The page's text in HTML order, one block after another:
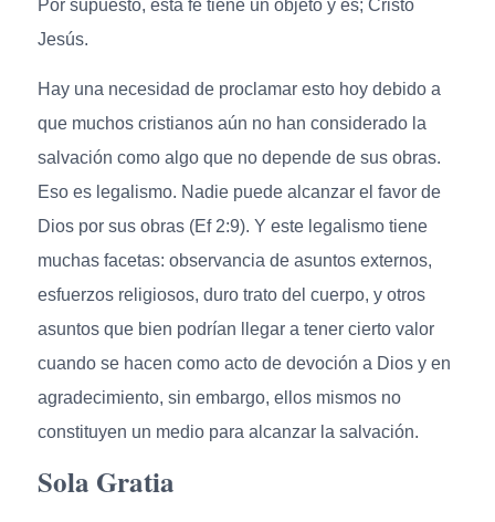
Por supuesto, esta fe tiene un objeto y es; Cristo
Jesús.
Hay una necesidad de proclamar esto hoy debido a
que muchos cristianos aún no han considerado la
salvación como algo que no depende de sus obras.
Eso es legalismo. Nadie puede alcanzar el favor de
Dios por sus obras (Ef 2:9). Y este legalismo tiene
muchas facetas: observancia de asuntos externos,
esfuerzos religiosos, duro trato del cuerpo, y otros
asuntos que bien podrían llegar a tener cierto valor
cuando se hacen como acto de devoción a Dios y en
agradecimiento, sin embargo, ellos mismos no
constituyen un medio para alcanzar la salvación.
Sola Gratia